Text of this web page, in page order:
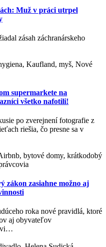
Muž v práci utrpel
zásah záchranárskeho
Kaufland, myš, Nové
supermarkete na
všetko nafotili!
po zverejnení fotografie z
riešia, čo presne sa v
bytové domy, krátkodobý
zákon zasiahne možno aj
roka nové pravidlá, ktoré
aj obyvateľov